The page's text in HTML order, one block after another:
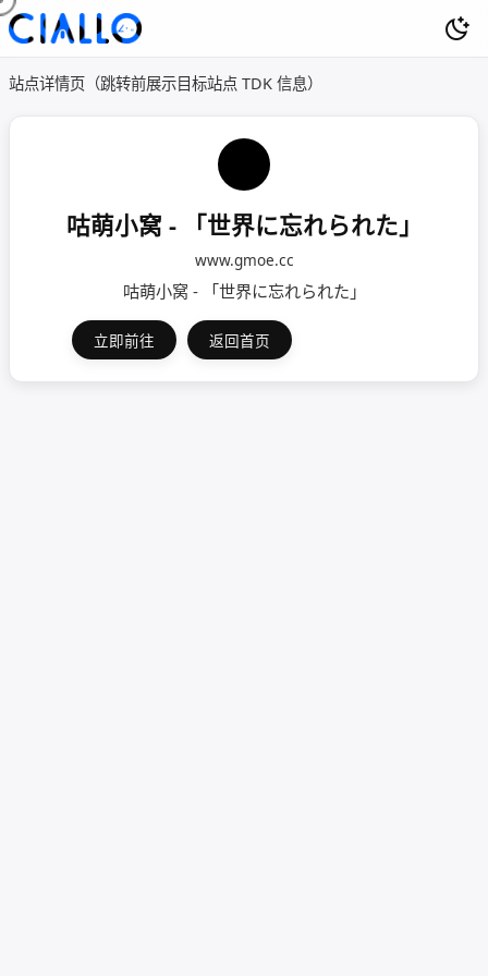
站点详情页（跳转前展示目标站点 TDK 信息）
咕萌小窝 - 「世界に忘れられた」
www.gmoe.cc
咕萌小窝 - 「世界に忘れられた」
立即前往 返回首页